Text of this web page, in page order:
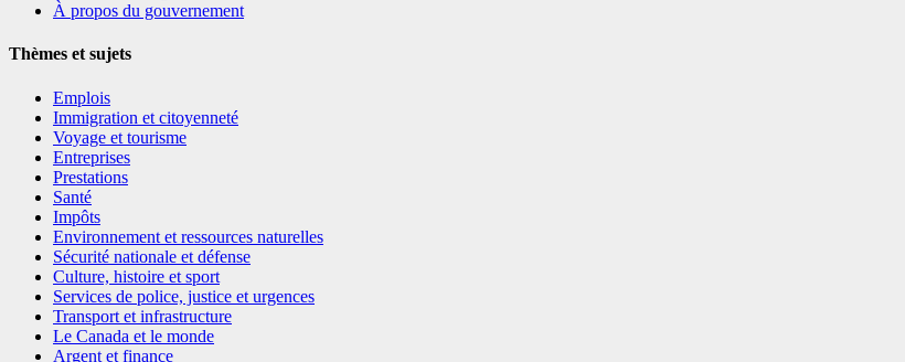
À propos du gouvernement
Thèmes et sujets
Emplois
Immigration et citoyenneté
Voyage et tourisme
Entreprises
Prestations
Santé
Impôts
Environnement et ressources naturelles
Sécurité nationale et défense
Culture, histoire et sport
Services de police, justice et urgences
Transport et infrastructure
Le Canada et le monde
Argent et finance